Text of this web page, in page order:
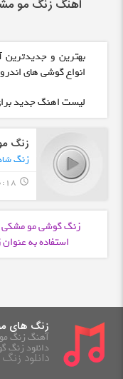
اهنگ زنگ مو
بهترین و
انواع گوشی های
لیست اهنگ جدید
زنگ
زنگ
query_builder
زنگ گوشی مو مشکی
استفاده به
زنگ های
آهنگ زنگ
دانلود زنگ
دانلود